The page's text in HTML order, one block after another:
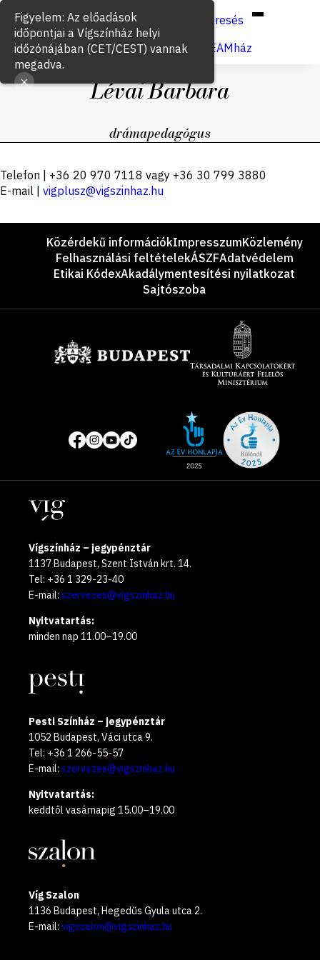
Keresés
Jegyvásárlás
VígSTREAMház
Lévai Barbara
drámapedagógus
Egyéb
információk
Telefon | +36 20 970 7118 vagy +36 30 799 3880
E-mail | vigplusz@vigszinhaz.hu
LáblécKözérdekű információkImpresszumKözlemény
Felhasználási feltételekÁSZFAdatvédelem
Etikai KódexAkadálymentesítési nyilatkozat
Sajtószoba
Közösségi
média
oldalak
of
year
Helyszínek
Vígszínház – jegypénztár
1137 Budapest, Szent István krt. 14.
Tel: +36 1 329-23-40
E-mail: szervezes@vigszinhaz.hu
Nyitvatartás:
minden nap 11.00–19.00
Pesti Színház – jegypénztár
1052 Budapest, Váci utca 9.
Tel: +36 1 266-55-57
E-mail: szervezes@vigszinhaz.hu
Nyitvatartás:
keddtől vasárnapig 15.00–19.00
Víg Szalon
1136 Budapest, Hegedűs Gyula utca 2.
E-mail: vigszalon@vigszinhaz.hu
Figyelem: Az előadások
időpontjai a Vígszínház helyi
időzónájában (CET/CEST) vannak
megadva.